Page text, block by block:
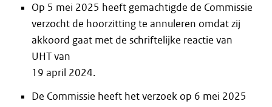
Op 5 mei 2025 heeft gemachtigde de Commissie
verzocht de hoorzitting te annuleren omdat zij
akkoord gaat met de schriftelijke reactie van
UHT van
19 april 2024.
De Commissie heeft het verzoek op 6 mei 2025